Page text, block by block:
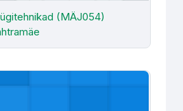
(MÄJ054)
- K. Kukk (2023)